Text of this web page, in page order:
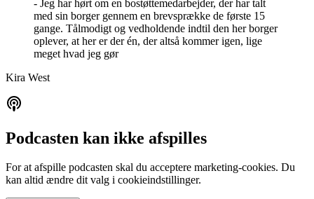
- Jeg har hørt om en bostøttemedarbejder, der har talt
med sin borger gennem en brevsprække de første 15
gange. Tålmodigt og vedholdende indtil den her borger
oplever, at her er der én, der altså kommer igen, lige
meget hvad jeg gør
Kira West
Podcasten kan ikke afspilles
For at afspille podcasten skal du acceptere marketing-cookies. Du
kan altid ændre dit valg i cookieindstillinger.